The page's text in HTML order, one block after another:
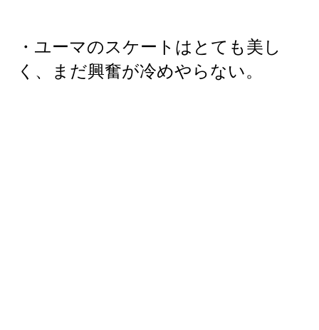
・ユーマのスケートはとても美し
く、まだ興奮が冷めやらない。